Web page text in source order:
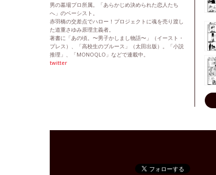
男の墓場プロ所属。「あらかじめ決められた恋人たち
へ」のベーシスト。
赤羽橋の交差点でハロー！プロジェクトに魂を売り渡し
た道重さゆみ原理主義者。
著書に「あの頃。〜男子かしまし物語〜」（イースト・
プレス）、「高校生のブルース」（太田出版）。「小説
推理」、「MONOQLO」などで連載中。
twitter